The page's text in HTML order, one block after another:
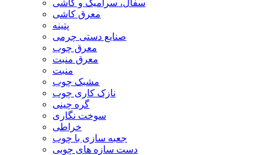
سفال، سرامیک و کاشی
معرق کاشی
پتینه
صنایع دستی چرمی
معرق چوب
معرق منبت
منبت
مشبک چوب
نازک کاری چوب
گره چینی
سوخت نگاری
خراطی
جعبه سازی با چوب
دست سازه های چوبی